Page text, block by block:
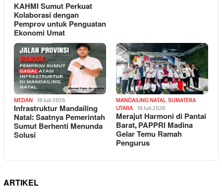
KAHMI Sumut Perkuat
Kolaborasi dengan
Pemprov untuk Penguatan
Ekonomi Umat
MEDAN 18 Juli 2026
Infrastruktur Mandailing
Natal: Saatnya Pemerintah
Sumut Berhenti Menunda
Solusi
MANDAILING NATAL, SUMATERA
UTARA
18 Juli 2026
Merajut Harmoni di Pantai
Barat, PAPPRI Madina
Gelar Temu Ramah
Pengurus
ARTIKEL